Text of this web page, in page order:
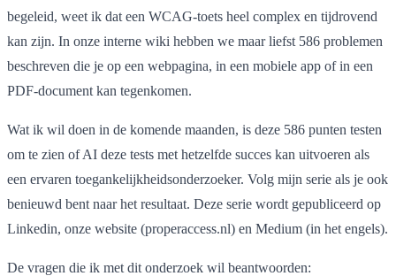
begeleid, weet ik dat een WCAG-toets heel complex en tijdrovend
kan zijn. In onze interne wiki hebben we maar liefst 586 problemen
beschreven die je op een webpagina, in een mobiele app of in een
PDF-document kan tegenkomen.
Wat ik wil doen in de komende maanden, is deze 586 punten testen
om te zien of AI deze tests met hetzelfde succes kan uitvoeren als
een ervaren toegankelijkheidsonderzoeker. Volg mijn serie als je ook
benieuwd bent naar het resultaat. Deze serie wordt gepubliceerd op
Linkedin, onze website (properaccess.nl) en Medium (in het engels).
De vragen die ik met dit onderzoek wil beantwoorden: